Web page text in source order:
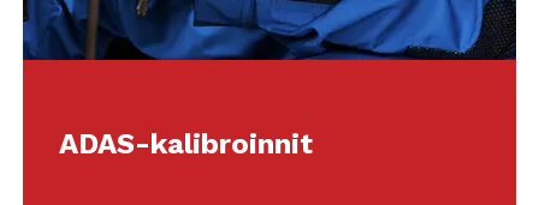
ADAS-kalibroinnit